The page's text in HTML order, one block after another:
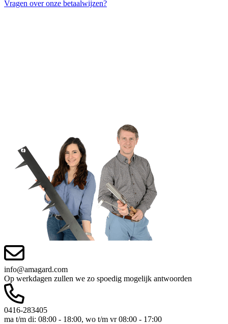
Vragen over onze betaalwijzen?
info@amagard.com
Op werkdagen zullen we zo spoedig mogelijk antwoorden
0416-283405
ma t/m di: 08:00 - 18:00, wo t/m vr 08:00 - 17:00